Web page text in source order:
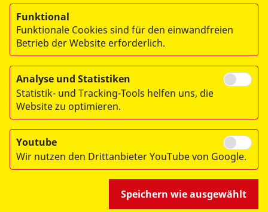
BESONDERE PROJEKTE
© 2026 ASB Dresden & Kamenz
Impressum
Datenschutz
Hinweisgebersystem
Funktional
Funktionale Cookies sind für den einwandfreien
Betrieb der Website erforderlich.
Analyse und Statistiken
Statistik- und Tracking-Tools helfen uns, die
Website zu optimieren.
Youtube
Wir nutzen den Drittanbieter YouTube von Google.
Speichern wie ausgewählt